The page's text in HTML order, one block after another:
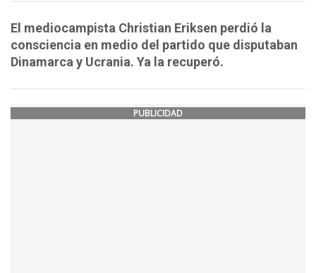
El mediocampista Christian Eriksen perdió la
consciencia en medio del partido que disputaban
Dinamarca y Ucrania. Ya la recuperó.
PUBLICIDAD